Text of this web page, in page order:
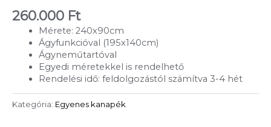
260.000 Ft
Mérete: 240x90cm
Ágyfunkcióval (195x140cm)
Ágyneműtartóval
Egyedi méretekkel is rendelhető
Rendelési idő: feldolgozástól számítva 3-4 hét
Kategória: Egyenes kanapék